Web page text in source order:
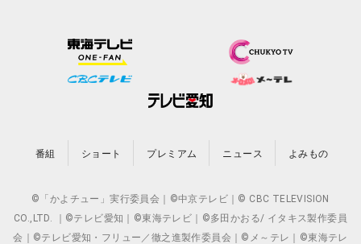
番組 ショート プレミアム ニュース よみもの
©「かよチュー」実行委員会｜©中京テレビ｜© CBC TELEVISION
CO.,LTD. ｜©テレビ愛知｜©東海テレビ｜©多田かおる/ イタキス製作委員
会｜©テレビ愛知・フリュー／徹之進製作委員会｜©メ～テレ｜©東海テレ